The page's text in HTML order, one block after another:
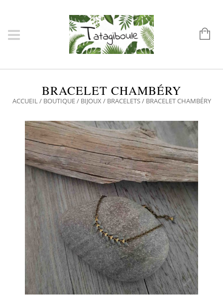
BRACELET CHAMBÉRY
ACCUEIL/ BOUTIQUE/ BIJOUX / BRACELETS/ BRACELET CHAMBÉRY